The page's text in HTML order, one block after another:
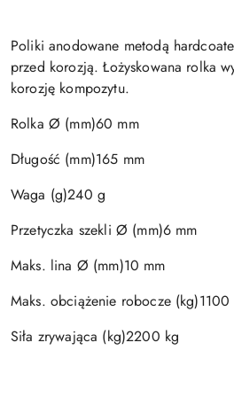
Poliki anodowane metodą
przed korozją. Łożyskowana rolka
korozję kompozytu.
Rolka Ø (mm)60 mm
Długość (mm)165 mm
Waga (g)240 g
Przetyczka szekli Ø (mm)6 mm
Maks. lina Ø (mm)10 mm
Maks. obciążenie robocze (kg)1100
Siła zrywająca (kg)2200 kg